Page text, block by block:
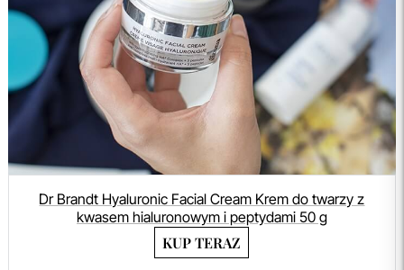
Dr Brandt Hyaluronic Facial Cream Krem do twarzy z
kwasem hialuronowym i peptydami 50 g
KUP TERAZ